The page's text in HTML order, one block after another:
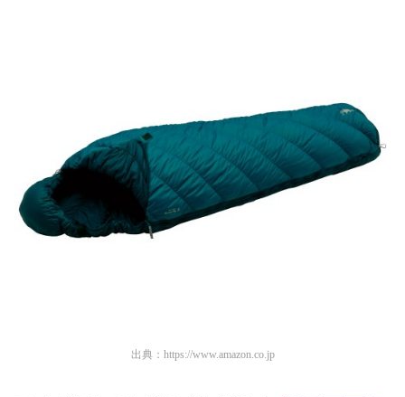
出典： https://www.amazon.co.jp